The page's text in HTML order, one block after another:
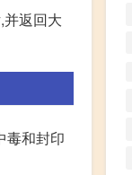
返回大
毒和封印